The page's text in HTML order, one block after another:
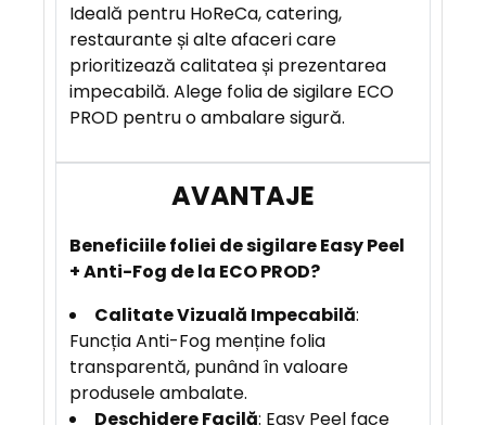
Ideală pentru HoReCa, catering,
restaurante și alte afaceri care
prioritizează calitatea și prezentarea
impecabilă. Alege folia de sigilare ECO
PROD pentru o ambalare sigură.
Beneficiile foliei de sigilare Easy Peel
+ Anti-Fog de la ECO PROD?
Calitate Vizuală Impecabilă:
Funcția Anti-Fog menține folia
transparentă, punând în valoare
produsele ambalate.
Deschidere Facilă: Easy Peel face